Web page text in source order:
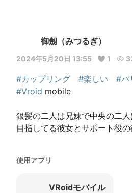
御劔（みつるぎ）
2024年5月20日 13:55 1
#カップリング #楽しい #パ
#Vroid mobile
銀髪の二人は兄妹で中央の二
使用アプリ
VRoidモバイル